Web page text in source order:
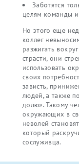
Заботятся
целям команды
Но этого еще
коллег
разжигать
страсти, они
использовать
своих
зависть,
людей, а также
долю». Такому
окружающих в
неволей
который
сослуживца.